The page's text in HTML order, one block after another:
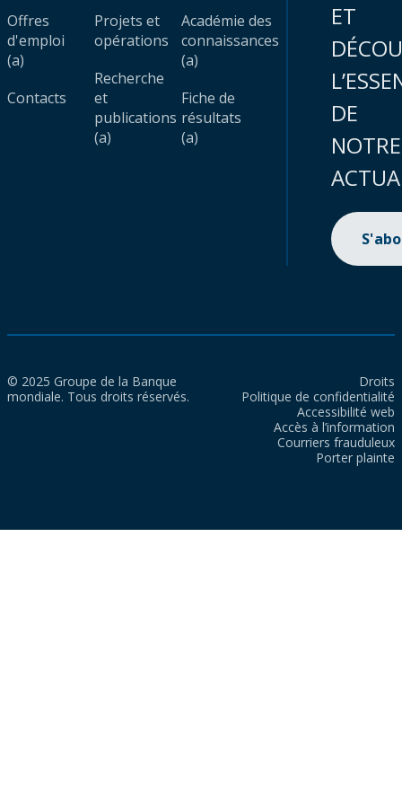
Offres
d'emploi
(a)
Contacts
Projets et
opérations
Recherche
et
publications
(a)
Académie des
connaissances
(a)
Fiche de
résultats
(a)
ET
DE
NOTRE
© 2025 Groupe de la Banque
mondiale. Tous droits réservés.
Droits
Politique de confidentialité
Accessibilité web
Accès à l’information
Courriers frauduleux
Porter plainte